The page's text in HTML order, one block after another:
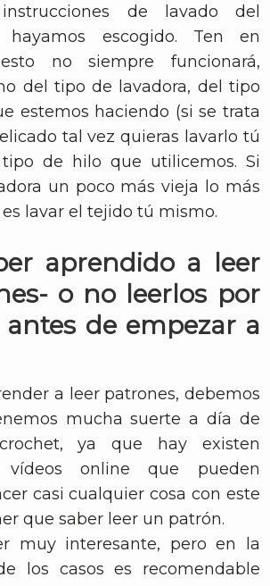
de lavado del
escogido. Ten en
no siempre funcionará,
del tipo de lavadora, del tipo
estemos haciendo (si se trata
tal vez quieras lavarlo tú
de hilo que utilicemos. Si
un poco más vieja lo más
lavar el tejido tú mismo.
aprendido a leer
o no leerlos por
de empezar a
a leer patrones, debemos
mucha suerte a día de
ya que hay existen
vídeos online que pueden
casi cualquier cosa con este
que saber leer un patrón.
muy interesante, pero en la
los casos es recomendable